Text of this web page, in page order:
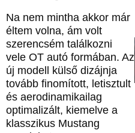
Na nem mintha akkor már
éltem volna, ám volt
szerencsém találkozni
vele OT autó formában. Az
új modell külső dizájnja
tovább finomított, letisztult
és aerodinamikailag
optimalizált, kiemelve a
klasszikus Mustang